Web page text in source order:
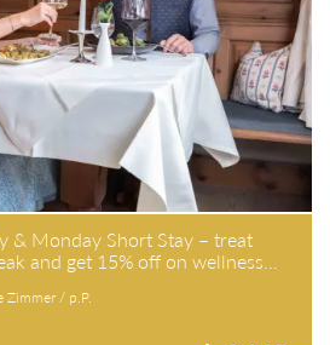
& Monday Short Stay – treat
and get 15% off on wellness…
Zimmer / p.P.